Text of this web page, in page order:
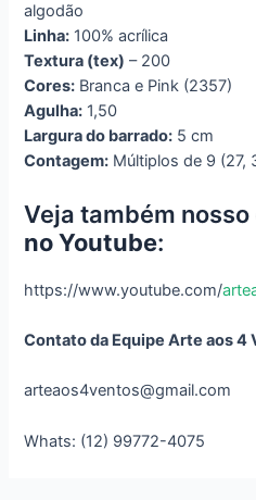
algodão
Linha: 100% acrílica
Textura (tex) – 200
Cores: Branca e Pink (2357)
Agulha: 1,50
Largura do barrado: 5 cm
Contagem: Múltiplos de 9 (27,
Veja também nosso
no Youtube:
https://www.youtube.com/
Contato da Equipe Arte aos 4
arteaos4ventos@gmail.com
Whats: (12) 99772-4075